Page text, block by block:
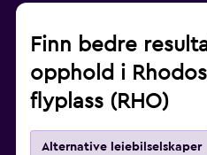
Finn bedre
opphold i
flyplass (RHO)
Alternative leiebilselskaper